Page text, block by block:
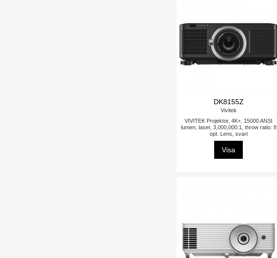
DK8155Z
Vivitek
VIVITEK Projektor, 4K+, 15000 ANSI
lumen, laser, 3,000,000:1, throw ratio: 8
opt. Lens, svart
Visa